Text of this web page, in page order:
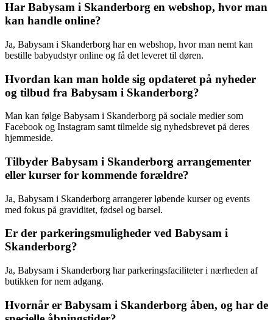
Har Babysam i Skanderborg en webshop, hvor man
kan handle online?
Ja, Babysam i Skanderborg har en webshop, hvor man nemt kan
bestille babyudstyr online og få det leveret til døren.
Hvordan kan man holde sig opdateret på nyheder
og tilbud fra Babysam i Skanderborg?
Man kan følge Babysam i Skanderborg på sociale medier som
Facebook og Instagram samt tilmelde sig nyhedsbrevet på deres
hjemmeside.
Tilbyder Babysam i Skanderborg arrangementer
eller kurser for kommende forældre?
Ja, Babysam i Skanderborg arrangerer løbende kurser og events
med fokus på graviditet, fødsel og barsel.
Er der parkeringsmuligheder ved Babysam i
Skanderborg?
Ja, Babysam i Skanderborg har parkeringsfaciliteter i nærheden af
butikken for nem adgang.
Hvornår er Babysam i Skanderborg åben, og har de